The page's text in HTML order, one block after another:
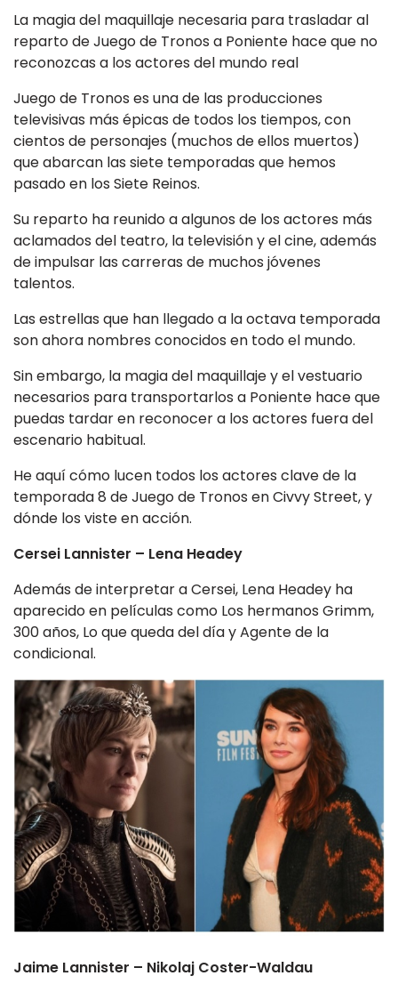
La magia del maquillaje necesaria para trasladar al
reparto de Juego de Tronos a Poniente hace que no
reconozcas a los actores del mundo real
Juego de Tronos es una de las producciones
televisivas más épicas de todos los tiempos, con
cientos de personajes (muchos de ellos muertos)
que abarcan las siete temporadas que hemos
pasado en los Siete Reinos.
Su reparto ha reunido a algunos de los actores más
aclamados del teatro, la televisión y el cine, además
de impulsar las carreras de muchos jóvenes
talentos.
Las estrellas que han llegado a la octava temporada
son ahora nombres conocidos en todo el mundo.
Sin embargo, la magia del maquillaje y el vestuario
necesarios para transportarlos a Poniente hace que
puedas tardar en reconocer a los actores fuera del
escenario habitual.
He aquí cómo lucen todos los actores clave de la
temporada 8 de Juego de Tronos en Civvy Street, y
dónde los viste en acción.
Cersei Lannister – Lena Headey
Además de interpretar a Cersei, Lena Headey ha
aparecido en películas como Los hermanos Grimm,
300 años, Lo que queda del día y Agente de la
condicional.
Jaime Lannister – Nikolaj Coster-Waldau